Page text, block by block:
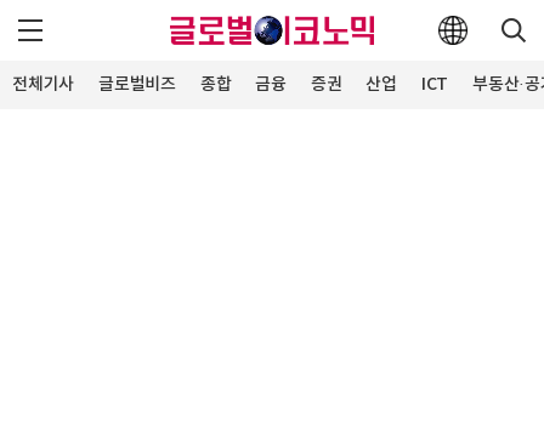
전체기사 글로벌비즈 종합 금융 증권 산업 ICT 부동산·